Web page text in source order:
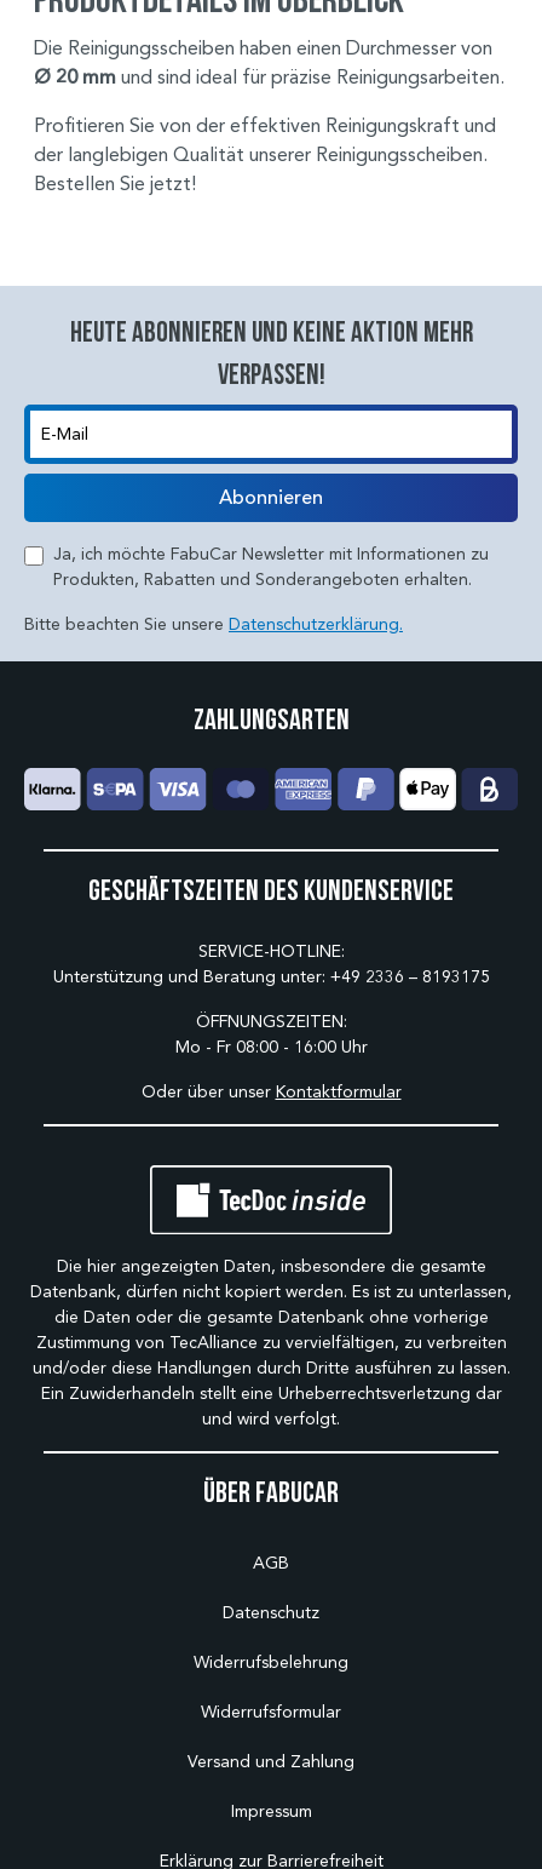
Die Reinigungsscheiben haben einen Durchmesser von
Ø 20 mm und sind ideal für präzise Reinigungsarbeiten.
Profitieren Sie von der effektiven Reinigungskraft und
der langlebigen Qualität unserer Reinigungsscheiben.
Bestellen Sie jetzt!
Heute abonnieren und keine aktion mehr
verpassen!
E-Mail
Abonnieren
Ja, ich möchte FabuCar Newsletter mit Informationen zu
Produkten, Rabatten und Sonderangeboten erhalten.
Bitte beachten Sie unsere Datenschutzerklärung.
Über Fabucar
AGB
Datenschutz
Widerrufsbelehrung
Widerrufsformular
Versand und Zahlung
Impressum
Erklärung zur Barrierefreiheit
Geschäftszeiten des Kundenservice
SERVICE-HOTLINE:
Unterstützung und Beratung unter: +49 2336 – 8193175
ÖFFNUNGSZEITEN:
Mo - Fr 08:00 - 16:00 Uhr
Oder über unser Kontaktformular
Zahlungsarten
Die hier angezeigten Daten, insbesondere die gesamte
Datenbank, dürfen nicht kopiert werden. Es ist zu unterlassen,
die Daten oder die gesamte Datenbank ohne vorherige
Zustimmung von TecAlliance zu vervielfältigen, zu verbreiten
und/oder diese Handlungen durch Dritte ausführen zu lassen.
Ein Zuwiderhandeln stellt eine Urheberrechtsverletzung dar
und wird verfolgt.